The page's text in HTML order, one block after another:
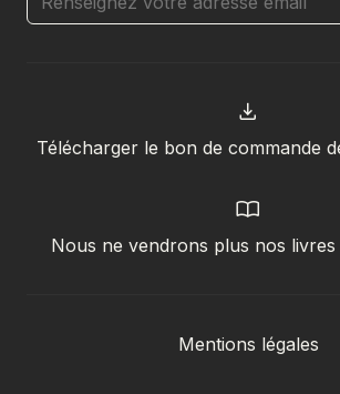
Télécharger le bon de commande
Nous ne vendrons plus nos
Mentions légales